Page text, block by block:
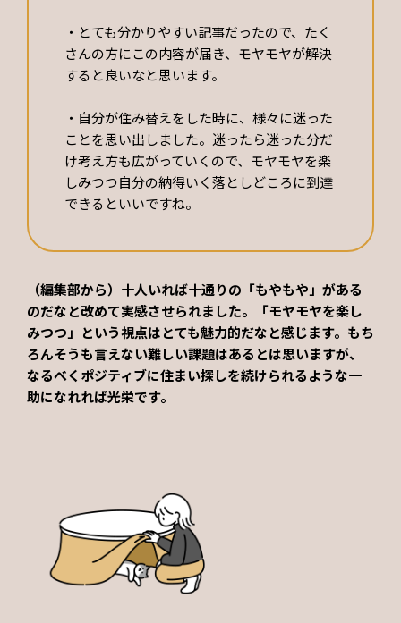
・とても分かりやすい記事だったので、たく
さんの方にこの内容が届き、モヤモヤが解決
すると良いなと思います。
・自分が住み替えをした時に、様々に迷った
ことを思い出しました。迷ったら迷った分だ
け考え方も広がっていくので、モヤモヤを楽
しみつつ自分の納得いく落としどころに到達
できるといいですね。
（編集部から）十人いれば十通りの「もやもや」がある
のだなと改めて実感させられました。「モヤモヤを楽し
みつつ」という視点はとても魅力的だなと感じます。もち
ろんそうも言えない難しい課題はあるとは思いますが、
なるべくポジティブに住まい探しを続けられるような一
助になれれば光栄です。